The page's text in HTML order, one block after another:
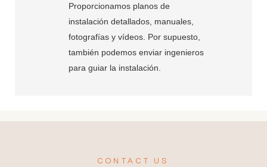
Proporcionamos planos de
instalación detallados, manuales,
fotografías y vídeos. Por supuesto,
también podemos enviar ingenieros
para guiar la instalación.
CONTACT US